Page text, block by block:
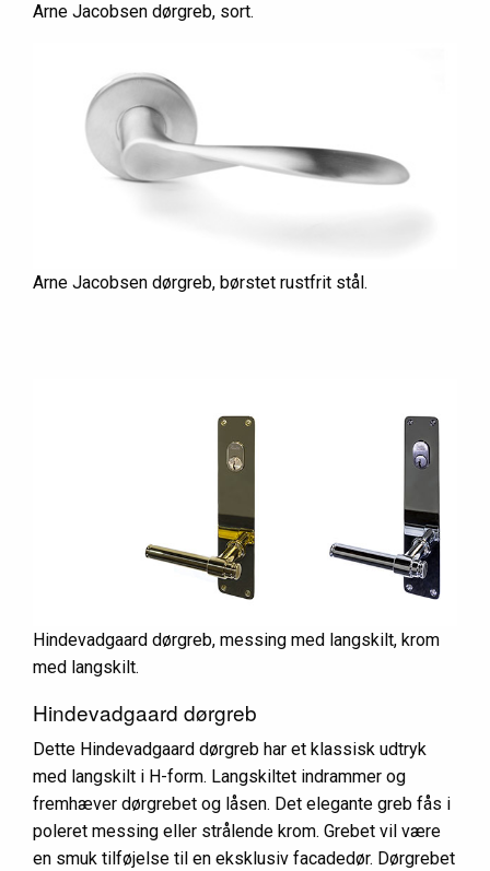
Arne Jacobsen dørgreb, sort.
Arne Jacobsen dørgreb, børstet rustfrit stål.
Hindevadgaard dørgreb, messing med langskilt, krom
med langskilt.
Hindevadgaard dørgreb
Dette Hindevadgaard dørgreb har et klassisk udtryk
med langskilt i H-form. Langskiltet indrammer og
fremhæver dørgrebet og låsen. Det elegante greb fås i
poleret messing eller strålende krom. Grebet vil være
en smuk tilføjelse til en eksklusiv facadedør. Dørgrebet